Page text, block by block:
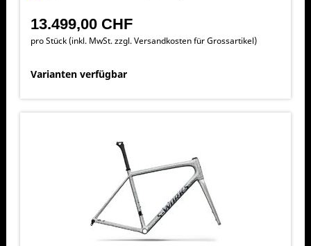
13.499,00 CHF
pro Stück (inkl. MwSt. zzgl.Versandkosten für Grossartikel)
Varianten verfügbar